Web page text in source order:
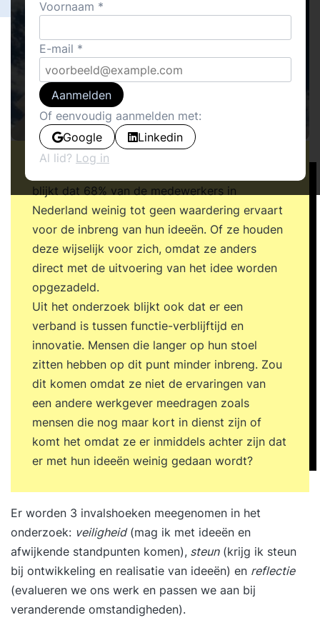
blijkt dat 68% van de medewerkers in
Nederland weinig tot geen waardering ervaart
voor de inbreng van hun ideeën. Of ze houden
deze wijselijk voor zich, omdat ze anders
direct met de uitvoering van het idee worden
opgezadeld.
Uit het onderzoek blijkt ook dat er een
verband is tussen functie-verblijftijd en
innovatie. Mensen die langer op hun stoel
zitten hebben op dit punt minder inbreng. Zou
dit komen omdat ze niet de ervaringen van
een andere werkgever meedragen zoals
mensen die nog maar kort in dienst zijn of
komt het omdat ze er inmiddels achter zijn dat
er met hun ideeën weinig gedaan wordt?
Er worden 3 invalshoeken meegenomen in het
onderzoek: veiligheid(mag ik met ideeën en
afwijkende standpunten komen), steun(krijg ik steun
bij ontwikkeling en realisatie van ideeën) en reflectie
(evalueren we ons werk en passen we aan bij
veranderende omstandigheden).
Voornaam
E-mail
Aanmelden
Of eenvoudig aanmelden met:
Google
Linkedin
Al lid? Log in